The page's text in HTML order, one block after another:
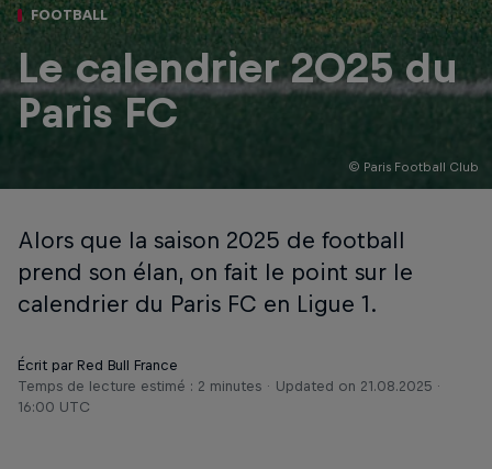
© Paris Football Club
FOOTBALL
Le calendrier 2025 du
Paris FC
Alors que la saison 2025 de football
prend son élan, on fait le point sur le
calendrier du Paris FC en Ligue 1.
Écrit par Red Bull France
Temps de lecture estimé : 2 minutes
Updated on 21.08.2025 ·
16:00 UTC